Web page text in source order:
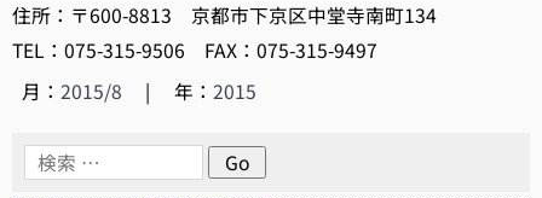
住所：〒600-8813 京都市下京区中堂寺南町134
TEL：075-315-9506 FAX：075-315-9497
月： 2015/8 | 年：2015